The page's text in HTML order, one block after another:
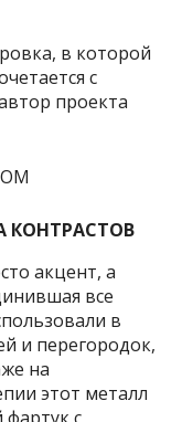
в которой
с
проекта
КОНТРАСТОВ
акцент, а
все
в
и перегородок,
на
этот металл